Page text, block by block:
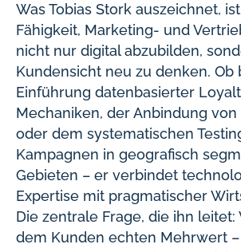
Was Tobias Stork auszeichnet,
Fähigkeit, Marketing- und
nicht nur digital abzubilden,
Kundensicht neu zu denken. Ob
Einführung datenbasierter
Mechaniken, der Anbindung
oder dem systematischen
Kampagnen in geografisch
Gebieten – er verbindet
Expertise mit pragmatischer
Die zentrale Frage, die ihn leitet:
dem Kunden echten Mehrwert